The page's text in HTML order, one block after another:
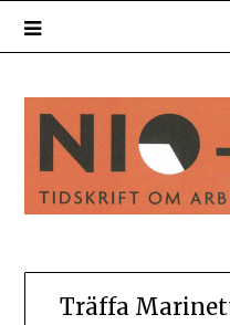
Träffa